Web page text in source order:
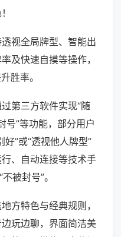
视全局牌型、智能出
及快速自摸等操作，
胜率。
第三方软件实现“随
号”等功能，部分用户
”或“透视他人牌型”
、自动连接等技术手
被封号”。
方特色与经典规则，
玩边聊，界面简洁美